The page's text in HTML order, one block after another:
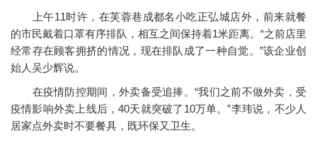
上午11时许，在芙蓉巷成都名小吃正弘城店外，前来就餐
的市民戴着口罩有序排队，相互之间保持着1米距离。“之前店里
经常存在顾客拥挤的情况，现在排队成了一种自觉。”该企业创
始人吴少辉说。
在疫情防控期间，外卖备受追捧。“我们之前不做外卖，受
疫情影响外卖上线后，40天就突破了10万单。”李玮说，不少人
居家点外卖时不要餐具，既环保又卫生。